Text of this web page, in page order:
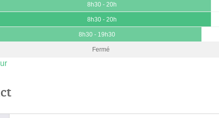
8h30 - 20h
8h30 - 20h
8h30 - 19h30
Fermé